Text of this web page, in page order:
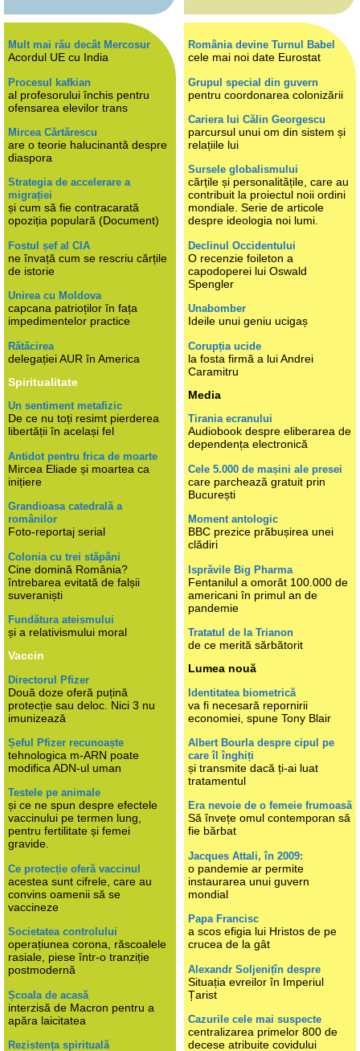
Mult mai rău decât Mercosur
Acordul UE cu India
Procesul kafkian
al profesorului închis pentru
ofensarea elevilor trans
Mircea Cărtărescu
are o teorie halucinantă despre
diaspora
Strategia de accelerare a
migrației
și cum să fie contracarată
opoziția populară (Document)
Fostul șef al CIA
ne învață cum se rescriu cărțile
de istorie
Unirea cu Moldova
capcana patrioților în fața
impedimentelor practice
Rătăcirea
delegației AUR în America
Spiritualitate
Un sentiment metafizic
De ce nu toți resimt pierderea
libertății în același fel
Antidot pentru frica de moarte
Mircea Eliade și moartea ca
inițiere
Grandioasa catedrală a
românilor
Foto-reportaj serial
Colonia cu trei stăpâni
Cine domină România?
întrebarea evitată de falșii
suveraniști
Fundătura ateismului
și a relativismului moral
Vaccin
Directorul Pfizer
Două doze oferă puțină
protecție sau deloc. Nici 3 nu
imunizează
Șeful Pfizer recunoaște
tehnologica m-ARN poate
modifica ADN-ul uman
Testele pe animale
și ce ne spun despre efectele
vaccinului pe termen lung,
pentru fertilitate și femei
gravide.
Ce protecție oferă vaccinul
acestea sunt cifrele, care au
convins oamenii să se
vaccineze
Societatea controlului
operațiunea corona, răscoalele
rasiale, piese într-o tranziție
postmodernă
Școala de acasă
interzisă de Macron pentru a
apăra laicitatea
Rezistența spirituală
România devine Turnul Babel
cele mai noi date Eurostat
Grupul special din guvern
pentru coordonarea colonizării
Cariera lui Călin Georgescu
parcursul unui om din sistem și
relațiile lui
Sursele globalismului
cărțile și personalitățile, care au
contribuit la proiectul noii ordini
mondiale. Serie de articole
despre ideologia noi lumi.
Declinul Occidentului
O recenzie foileton a
capodoperei lui Oswald
Spengler
Unabomber
Ideile unui geniu ucigaș
Corupția ucide
la fosta firmă a lui Andrei
Caramitru
Media
Tirania ecranului
Audiobook despre eliberarea de
dependența electronică
Cele 5.000 de mașini ale presei
care parchează gratuit prin
București
Moment antologic
BBC prezice prăbușirea unei
clădiri
Isprăvile Big Pharma
Fentanilul a omorât 100.000 de
americani în primul an de
pandemie
Tratatul de la Trianon
de ce merită sărbătorit
Lumea nouă
Identitatea biometrică
va fi necesară repornirii
economiei, spune Tony Blair
Albert Bourla despre cipul pe
care îl înghiți
și transmite dacă ți-ai luat
tratamentul
Era nevoie de o femeie frumoasă
Să învețe omul contemporan să
fie bărbat
Jacques Attali, în 2009:
o pandemie ar permite
instaurarea unui guvern
mondial
Papa Francisc
a scos efigia lui Hristos de pe
crucea de la gât
Alexandr Soljenițîn despre
Situația evreilor în Imperiul
Țarist
Cazurile cele mai suspecte
centralizarea primelor 800 de
decese atribuite covidului